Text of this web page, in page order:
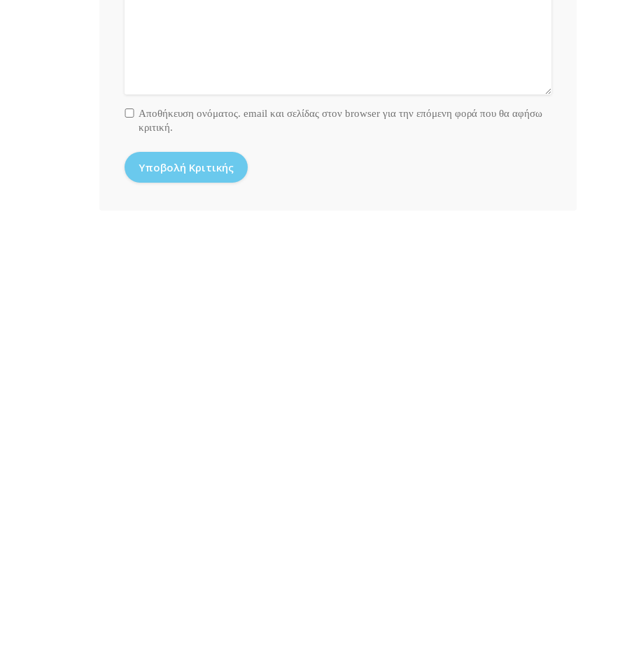
Αποθήκευση ονόματος. email και σελίδας στον browser για την επόμενη φορά που θα αφήσω
κριτική.